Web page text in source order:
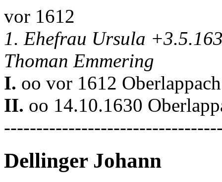
vor 1612
1. Ehefrau Ursula
Thoman Emmering
I. oo vor 1612
II. oo 14.10.1630
Dellinger Johann